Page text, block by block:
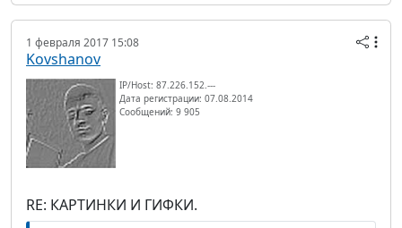
1 февраля 2017 15:08
Kovshanov
IP/Host: 87.226.152.---
Дата регистрации: 07.08.2014
Сообщений: 9 905
RE: КАРТИНКИ И ГИФКИ.